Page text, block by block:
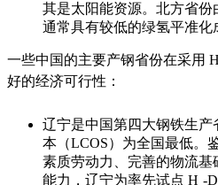
其是太阳能资源。北方省
通常具有较低的绿氢平准化
一些中国的主要产钢省份在采用 H
好的经济可行性：
辽宁是中国第四大钢铁生产
本（LCOS）为全国最低。
素质劳动力、完善的物流
能力，辽宁为率先试点 H -